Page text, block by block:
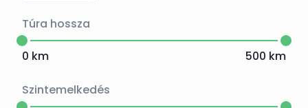
Túra hossza
0 km 500 km
Szintemelkedés